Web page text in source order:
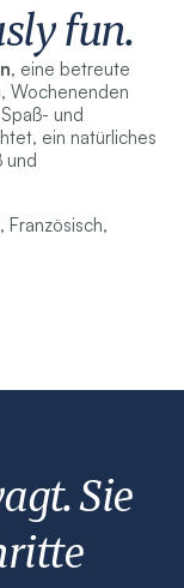
fun.
, eine betreute
Wochenenden
und
ein natürliches
und
Sie